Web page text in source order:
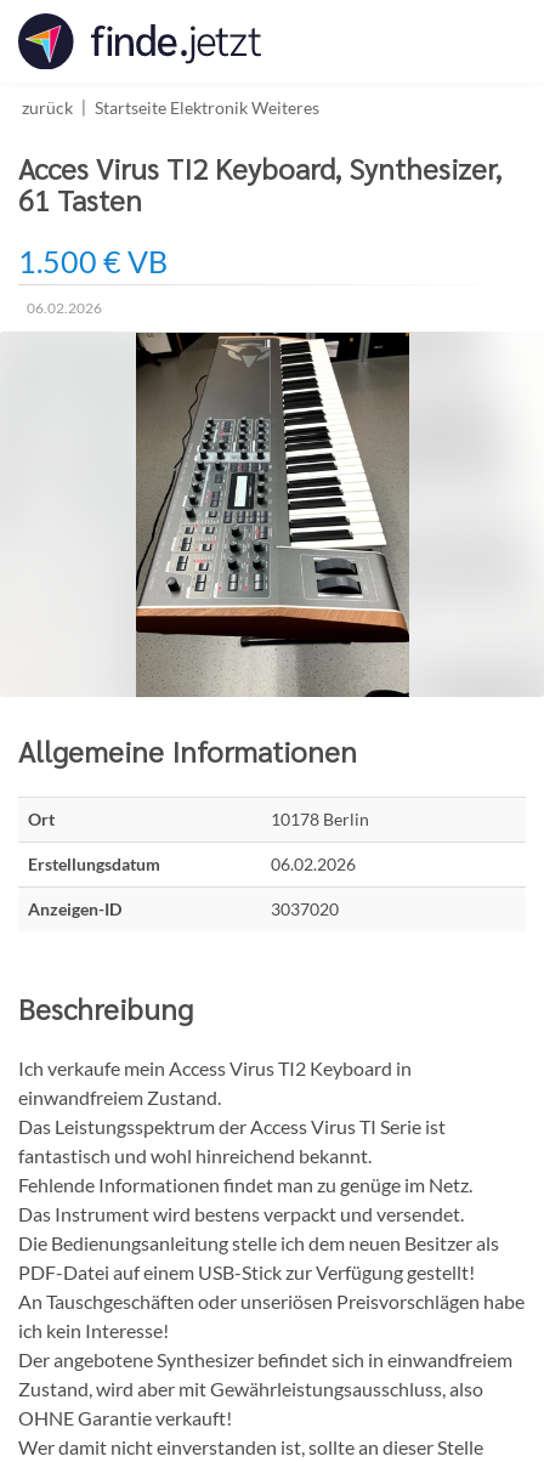
Accessibility
Modus
aktivieren
Navigation
Inhalt
zurück Startseite ElektronikWeiteres
Acces Virus TI2 Keyboard, Synthesizer,
61 Tasten
1.500 € VB
Erstellungsdatum:
06.02.2026
Allgemeine Informationen
Ort 10178 Berlin
Erstellungsdatum 06.02.2026
Anzeigen-ID 3037020
Beschreibung
Ich verkaufe mein Access Virus TI2 Keyboard in
einwandfreiem Zustand.
Das Leistungsspektrum der Access Virus TI Serie ist
fantastisch und wohl hinreichend bekannt.
Fehlende Informationen findet man zu genüge im Netz.
Das Instrument wird bestens verpackt und versendet.
Die Bedienungsanleitung stelle ich dem neuen Besitzer als
PDF-Datei auf einem USB-Stick zur Verfügung gestellt!
An Tauschgeschäften oder unseriösen Preisvorschlägen habe
ich kein Interesse!
Der angebotene Synthesizer befindet sich in einwandfreiem
Zustand, wird aber mit Gewährleistungsausschluss, also
OHNE Garantie verkauft!
Wer damit nicht einverstanden ist, sollte an dieser Stelle